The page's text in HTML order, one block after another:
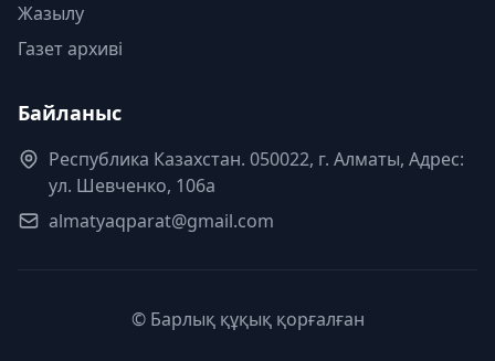
Жазылу
Газет архиві
Байланыс
Республика Казахстан. 050022, г. Алматы, Адрес:
ул. Шевченко, 106а
almatyaqparat@gmail.com
© Барлық құқық қорғалған